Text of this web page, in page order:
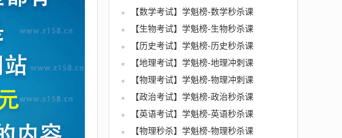
【数学考试】学魁榜-数学秒杀课
【生物考试】学魁榜-生物秒杀课
【历史考试】学魁榜-历史秒杀课
【地理考试】学魁榜-地理冲刺课
【物理考试】学魁榜-物理冲刺课
【政治考试】学魁榜-政治秒杀课
【英语考试】学魁榜-英语秒杀课
【物理秒杀】学魁榜-物理秒杀课